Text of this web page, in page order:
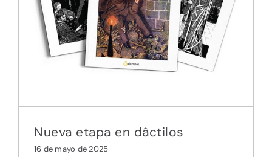
Nueva etapa en dâctilos
16 de mayo de 2025